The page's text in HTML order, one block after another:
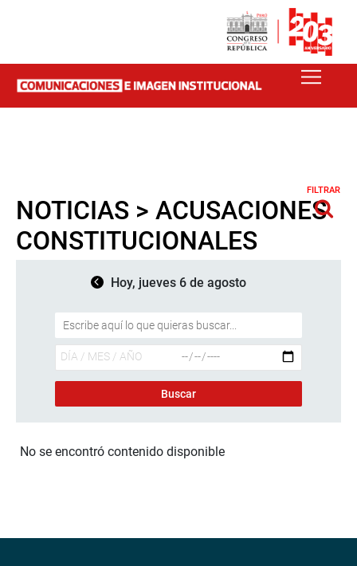
NOTICIAS > ACUSACIONES
CONSTITUCIONALES
FILTRAR
Hoy, jueves 6 de agosto
No se encontró contenido disponible